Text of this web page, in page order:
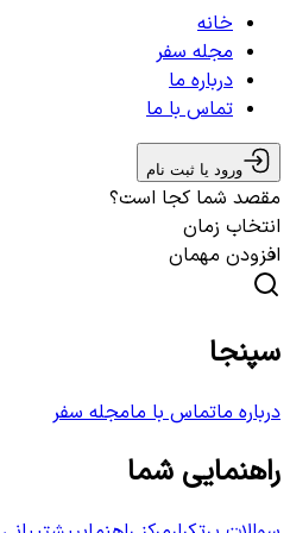
خانه
مجله سفر
درباره ما
تماس با ما
ورود یا ثبت نام
مقصد شما کجا است؟
انتخاب زمان
افزودن مهمان
سپنجا
درباره ماتماس با مامجله سفر
راهنمایی شما